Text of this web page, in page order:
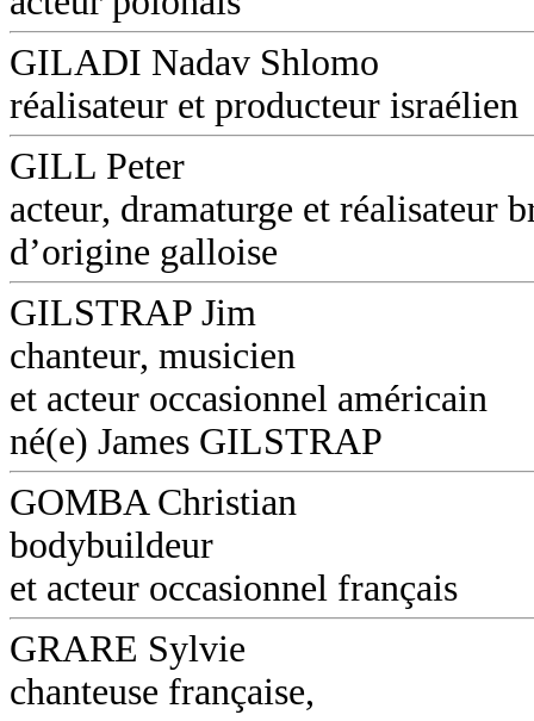
GILADI Nadav Shlomo
réalisateur et producteur israélien
GILL Peter
acteur, dramaturge et réalisateur
d’origine galloise
GILSTRAP Jim
chanteur, musicien
et acteur occasionnel américain
né(e) James GILSTRAP
GOMBA Christian
bodybuildeur
et acteur occasionnel français
GRARE Sylvie
chanteuse française,